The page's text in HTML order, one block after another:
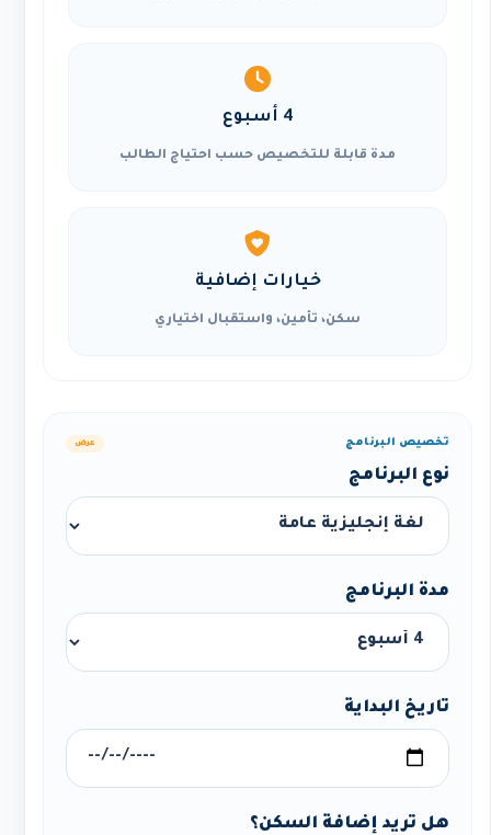
4 أسبوع
مدة قابلة للتخصيص حسب احتياج الطالب
خيارات إضافية
سكن، تأمين، واستقبال اختياري
تخصيص البرنامج عرض
نوع البرنامج
مدة البرنامج
تاريخ البداية
هل تريد إضافة السكن؟